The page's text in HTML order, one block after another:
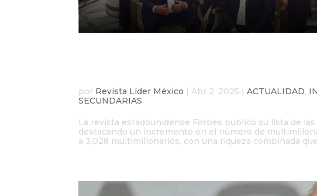
por Revista Líder México |Abr 2, 2025 |ACTUALIDAD,
SECUNDARIAS
La revista estadounidense Forbes publicó su lista de
destacando un incremento en el número de
a 3,028 multimillonarios, con una riqueza combinada